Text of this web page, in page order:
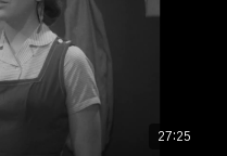
27:25